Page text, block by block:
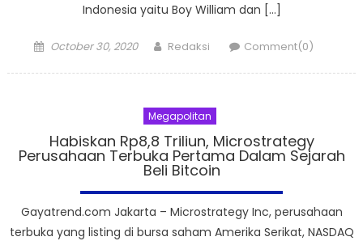
Indonesia yaitu Boy William dan […]
Posted
October 30, 2020 Author
Redaksi Comment(0)
Megapolitan
Habiskan Rp8,8 Triliun, Microstrategy
Perusahaan Terbuka Pertama Dalam Sejarah
Beli Bitcoin
Gayatrend.com Jakarta – Microstrategy Inc, perusahaan
terbuka yang listing di bursa saham Amerika Serikat, NASDAQ